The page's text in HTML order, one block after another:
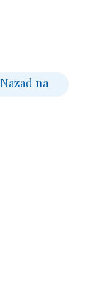
Nazad na